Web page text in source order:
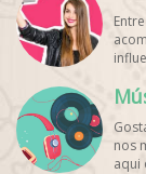
nos
aqui